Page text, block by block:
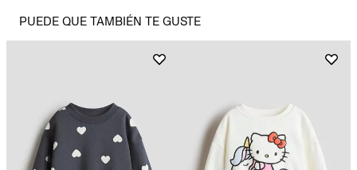
PUEDE QUE TAMBIÉN TE GUSTE